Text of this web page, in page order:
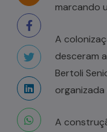
marcando
A
desceram
Bertoli
A